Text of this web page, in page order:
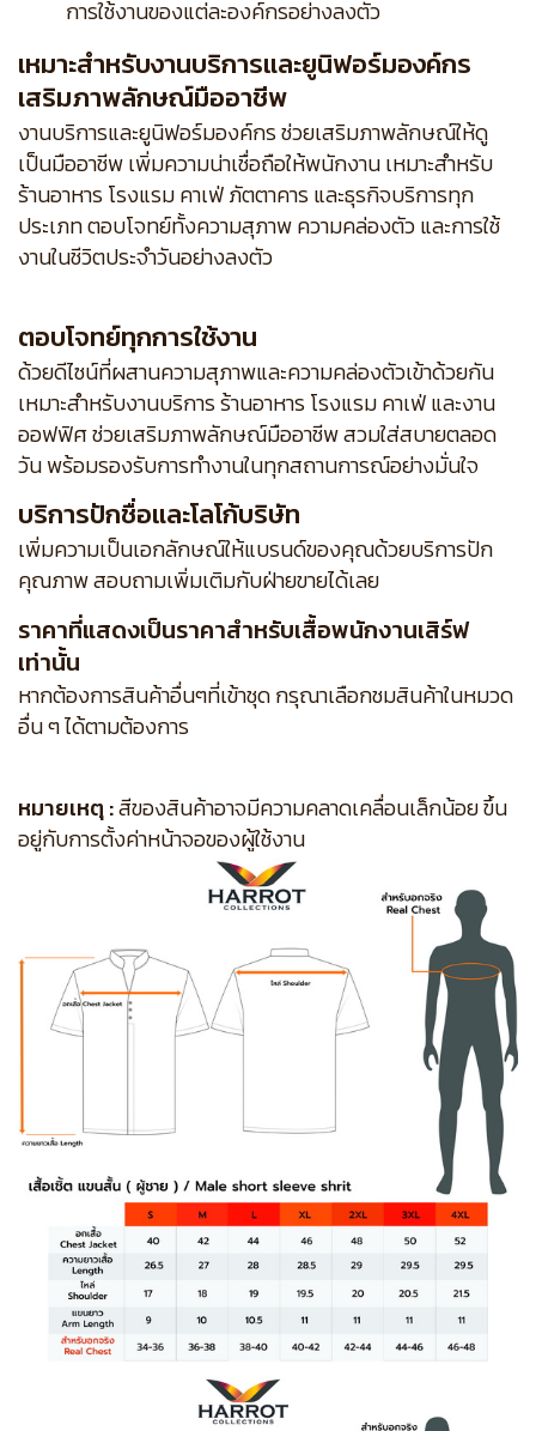
การใช้งานของแต่ละองค์กรอย่างลงตัว
เหมาะสำหรับงานบริการและยูนิฟอร์มองค์กร
เสริมภาพลักษณ์มืออาชีพ
งานบริการและยูนิฟอร์มองค์กร ช่วยเสริมภาพลักษณ์ให้ดู
เป็นมืออาชีพ เพิ่มความน่าเชื่อถือให้พนักงาน เหมาะสำหรับ
ร้านอาหาร โรงแรม คาเฟ่ ภัตตาคาร และธุรกิจบริการทุก
ประเภท ตอบโจทย์ทั้งความสุภาพ ความคล่องตัว และการใช้
งานในชีวิตประจำวันอย่างลงตัว
ตอบโจทย์ทุกการใช้งาน
ด้วยดีไซน์ที่ผสานความสุภาพและความคล่องตัวเข้าด้วยกัน
เหมาะสำหรับงานบริการ ร้านอาหาร โรงแรม คาเฟ่ และงาน
ออฟฟิศ ช่วยเสริมภาพลักษณ์มืออาชีพ สวมใส่สบายตลอด
วัน พร้อมรองรับการทำงานในทุกสถานการณ์อย่างมั่นใจ
บริการปักชื่อและโลโก้บริษัท
เพิ่มความเป็นเอกลักษณ์ให้แบรนด์ของคุณด้วยบริการปัก
คุณภาพ สอบถามเพิ่มเติมกับฝ่ายขายได้เลย
ราคาที่แสดงเป็นราคาสำหรับเสื้อพนักงานเสิร์ฟ
เท่านั้น
หากต้องการสินค้าอื่นๆที่เข้าชุด กรุณาเลือกชมสินค้าในหมวด
อื่น ๆ ได้ตามต้องการ
หมายเหตุ :สีของสินค้าอาจมีความคลาดเคลื่อนเล็กน้อย ขึ้น
อยู่กับการตั้งค่าหน้าจอของผู้ใช้งาน